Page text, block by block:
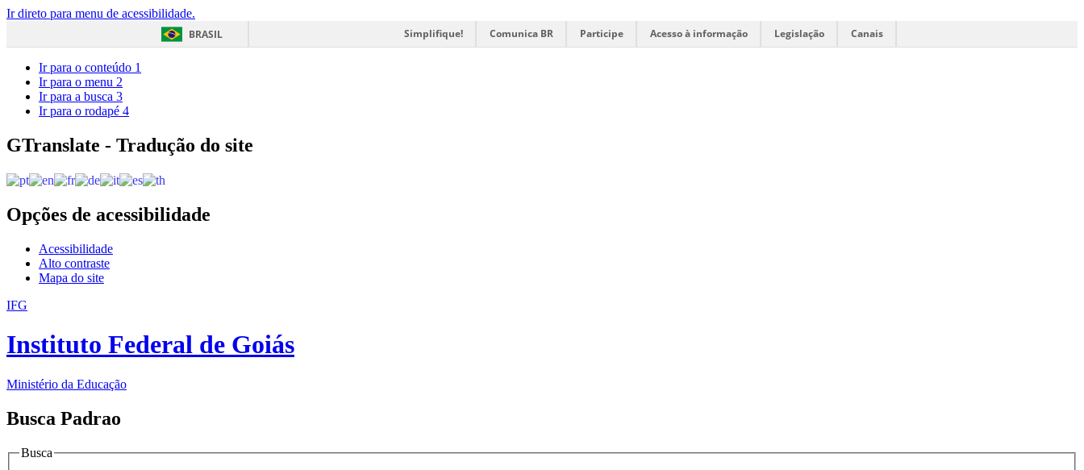
Ir direto para menu de acessibilidade.
BRASIL
Simplifique! Comunica BR Participe Acesso à informação Legislação Canais
Ir para o conteúdo 1
Ir para o menu 2
Ir para a busca 3
Ir para o rodapé 4
GTranslate - Tradução do site
Opções de acessibilidade
Acessibilidade
Alto contraste
Mapa do site
IFG
Instituto Federal de Goiás
Ministério da Educação
Busca Padrao
Busca